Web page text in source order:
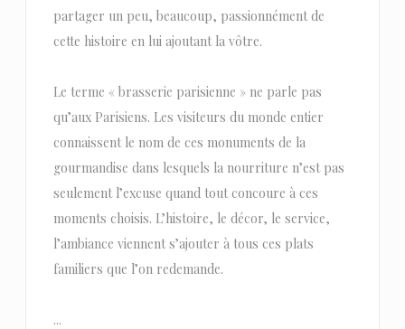
partager un peu, beaucoup, passionnément de
cette histoire en lui ajoutant la vôtre.
Le terme « brasserie parisienne » ne parle pas
qu’aux Parisiens. Les visiteurs du monde entier
connaissent le nom de ces monuments de la
gourmandise dans lesquels la nourriture n’est pas
seulement l’excuse quand tout concoure à ces
moments choisis. L’histoire, le décor, le service,
l’ambiance viennent s’ajouter à tous ces plats
familiers que l’on redemande.
...